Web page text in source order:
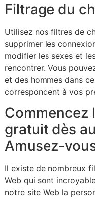
Filtrage du
Utilisez nos filtres de
supprimer les
modifier les sexes et
rencontrer. Vous
et des hommes dans
correspondent à vos
Commencez
gratuit dès
Amusez-
Il existe de nombreux
Web qui sont
notre site Web la